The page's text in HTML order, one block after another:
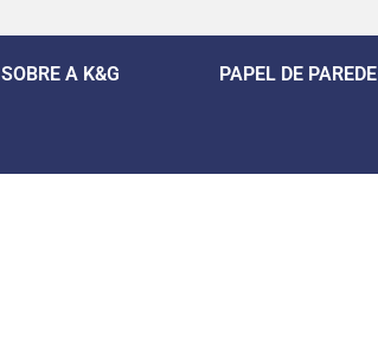
SOBRE A K&G PAPEL DE PAREDE